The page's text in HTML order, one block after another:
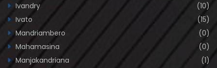
Ivandry
(10)
Ivato
(15)
Mandriambero
(0)
Mahamasina
(0)
Manjakandriana
(1)